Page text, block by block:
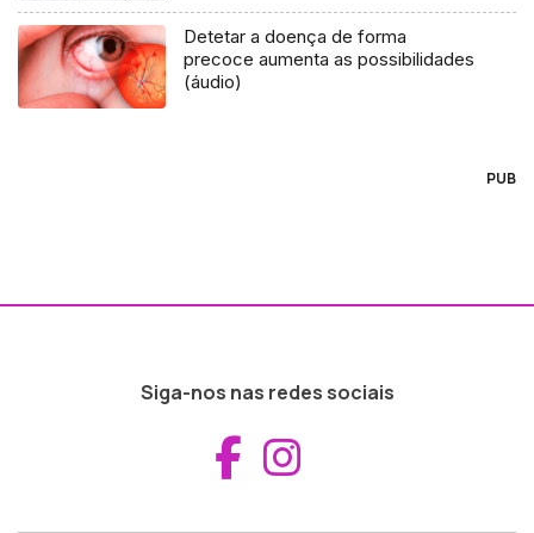
Detetar a doença de forma
precoce aumenta as possibilidades
(áudio)
PUB
Siga-nos nas redes sociais
Aceder ao